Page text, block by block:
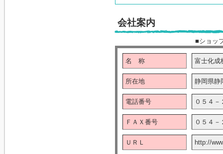
会社案内
■ショッ
名 称 富士化成
所在地 静岡県静
電話番号 ０５４
ＦＡＸ番号 ０５４
ＵＲＬ http://